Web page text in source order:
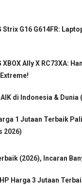
Strix G16 G614FR:
XBOX Ally X RC73XA:
di Indonesia & Dunia
1 Jutaan Terbaik
2026)
(2026), Incaran
Harga 3 Jutaan